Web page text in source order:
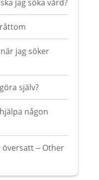
jag söka vård?
jag söker
själv?
någon
översatt – Other